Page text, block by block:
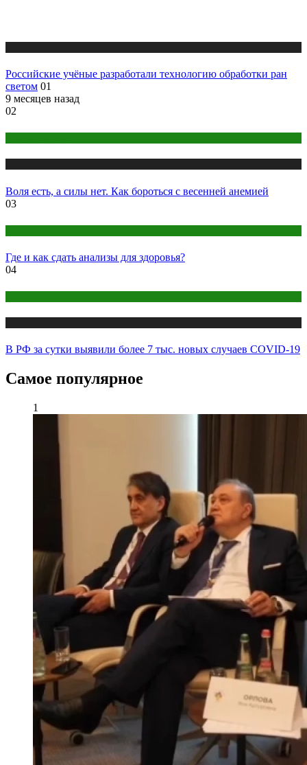
Российские учёные разработали технологию обработки ран
светом 01
9 месяцев назад
02
Воля есть, а силы нет. Как бороться с весенней анемией
03
Где и как сдать анализы для здоровья?
04
В РФ за сутки выявили более 7 тыс. новых случаев COVID-19
Самое популярное
1